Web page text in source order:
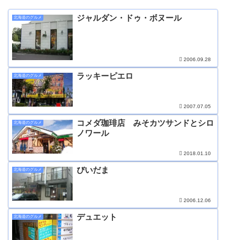
北海道のグルメ ジャルダン・ドゥ・ボヌール
2006.09.28
北海道のグルメ ラッキーピエロ
2007.07.05
北海道のグルメ
コメダ珈琲店 みそカツサンドとシロ
ノワール
2018.01.10
北海道のグルメ びいだま
2006.12.06
北海道のグルメ デュエット